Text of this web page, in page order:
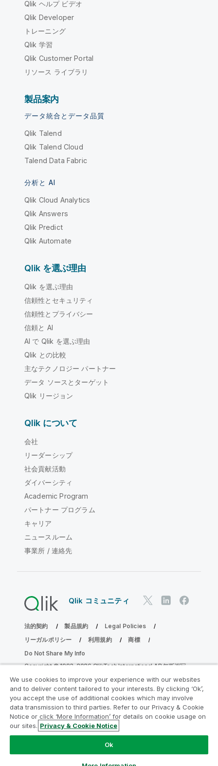
Qlik ヘルプ ビデオ
Qlik Developer
トレーニング
Qlik 学習
Qlik Customer Portal
リソース ライブラリ
製品案内
データ統合とデータ品質
Qlik Talend
Qlik Talend Cloud
Talend Data Fabric
分析と AI
Qlik Cloud Analytics
Qlik Answers
Qlik Predict
Qlik Automate
Qlik を選ぶ理由
Qlik を選ぶ理由
信頼性とセキュリティ
信頼性とプライバシー
信頼と AI
AI で Qlik を選ぶ理由
Qlik との比較
主なテクノロジー パートナー
データ ソースとターゲット
Qlik リージョン
Qlik について
会社
リーダーシップ
社会貢献活動
ダイバーシティ
Academic Program
パートナー プログラム
キャリア
ニュースルーム
事業所 / 連絡先
Qlik コミュニティ
法的契約 製品規約
Legal Policies
リーガルポリシー
利用規約
商標
Do Not Share My Info
Copyright © 1993-2026 QlikTech International AB.無断複写・
分析の近代化プログラムに参加する
分析最新化プログラムにより、重要な QlikView app を危険
にさらすことなく最新化しましょう。
細を表示するか、次にお問い合わせください。
ampquestions@qlik.com
We use cookies to improve your experience with our websites
and to deliver content tailored to your interests. By clicking ‘Ok’,
you accept the use of additional cookies which may involve
data transmission to third parties. Refer to our Privacy & Cookie
Notice or click ‘More Information’ for details on cookie usage on
our sites. Privacy & Cookie Notice
Ok